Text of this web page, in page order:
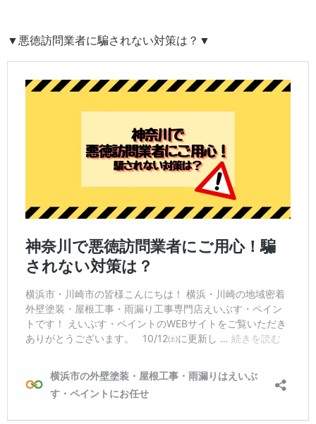
▼悪徳訪問業者に騙されない対策は？▼